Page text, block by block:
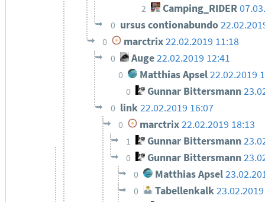
2 Camping_RIDER
0 ursus contionabundo
0 marctrix22.02.2019 11:18
0 Auge22.02.2019 12:41
0 Matthias Apsel 22.02.2019
0 Gunnar Bittersmann
0 link22.02.2019 16:07
0 marctrix 22.02.2019 18:13
1 Gunnar Bittersmann
0 Gunnar Bittersmann
0 Matthias Apsel
0 Tabellenkalk